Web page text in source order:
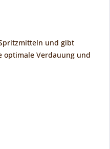
und gibt
optimale Verdauung und